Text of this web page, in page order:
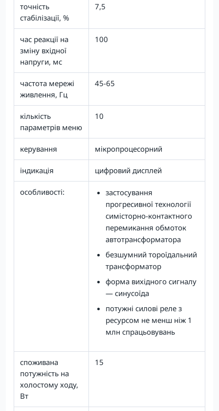
точність
стабілізації, %
7,5
час реакції на
зміну вхідної
напруги, мс
100
частота мережі
живлення, Гц
45-65
кількість
параметрів меню
10
керування мікропроцесорний
індикація цифровий дисплей
особливості:
застосування
прогресивної технології
симісторно-контактного
перемикання обмоток
автотрансформатора
безшумний тороїдальний
трансформатор
форма вихідного сигналу
— синусоїда
потужні силові реле з
ресурсом не менш ніж 1
млн спрацьовувань
споживана
потужність на
холостому ходу,
Вт
15